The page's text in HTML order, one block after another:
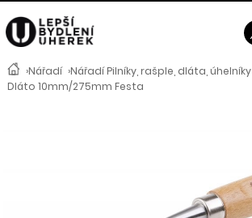
›Nářadí ›Nářadí Pilníky, rašple, dláta, úhelníky
Dláto 10mm/275mm Festa